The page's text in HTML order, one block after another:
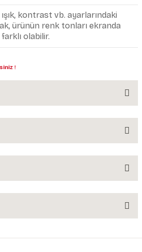
kontrast vb. ayarlarındaki
ürünün renk tonları ekranda
olabilir.
!
henüz soru sorulmamış.
öneri formunu kullanarak tarafımıza